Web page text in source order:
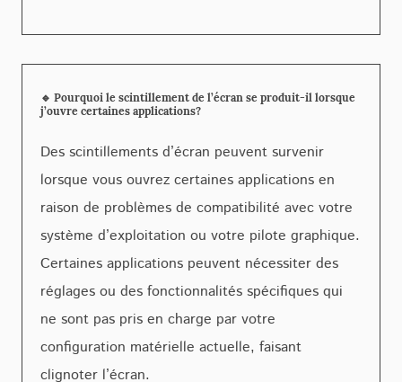
🔹 Pourquoi le scintillement de l’écran se produit-il lorsque
j’ouvre certaines applications?
Des scintillements d’écran peuvent survenir
lorsque vous ouvrez certaines applications en
raison de problèmes de compatibilité avec votre
système d’exploitation ou votre pilote graphique.
Certaines applications peuvent nécessiter des
réglages ou des fonctionnalités spécifiques qui
ne sont pas pris en charge par votre
configuration matérielle actuelle, faisant
clignoter l’écran.